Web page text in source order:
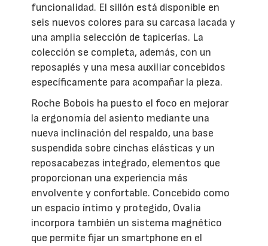
funcionalidad. El sillón está disponible en
seis nuevos colores para su carcasa lacada y
una amplia selección de tapicerías. La
colección se completa, además, con un
reposapiés y una mesa auxiliar concebidos
específicamente para acompañar la pieza.
Roche Bobois ha puesto el foco en mejorar
la ergonomía del asiento mediante una
nueva inclinación del respaldo, una base
suspendida sobre cinchas elásticas y un
reposacabezas integrado, elementos que
proporcionan una experiencia más
envolvente y confortable. Concebido como
un espacio íntimo y protegido, Ovalia
incorpora también un sistema magnético
que permite fijar un smartphone en el